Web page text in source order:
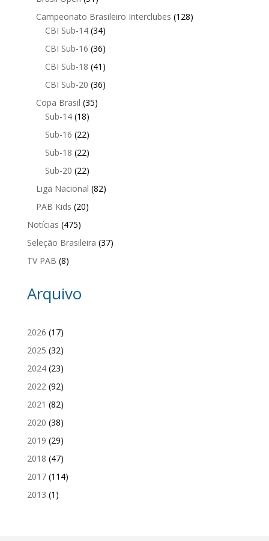
Campeonato Brasileiro Interclubes (128)
CBI Sub-14(34)
CBI Sub-16 (36)
CBI Sub-18 (41)
CBI Sub-20 (36)
Copa Brasil (35)
Sub-14(18)
Sub-16 (22)
Sub-18 (22)
Sub-20 (22)
Liga Nacional (82)
PAB Kids (20)
Notícias (475)
Seleção Brasileira (37)
TV PAB (8)
Arquivo
2026 (17)
2025 (32)
2024(23)
2022 (92)
2021 (82)
2020 (38)
2019 (29)
2018 (47)
2017(114)
2013 (1)